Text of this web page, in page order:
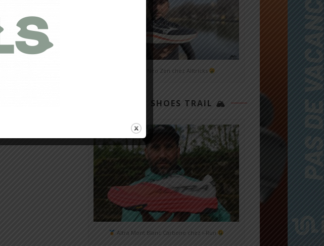
Mizuno Neo Zen chez Alltricks
TOP 3 SHOES TRAIL 🏔
Altra Mont Blanc Carbone chez i-Run